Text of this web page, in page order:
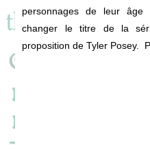
personnages de leur
changer le titre de la
proposition de Tyler Posey.